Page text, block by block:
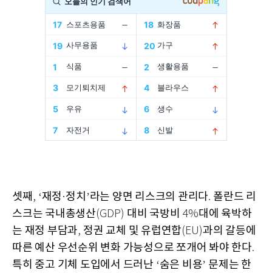
셋째 , ‘재정 ·정치 ’라는 양면 리스크의 관리다. 폴란드 리
스크는 국내총생산(GDP) 대비 국방비 4%대에 육박하
는 재정 부담과, 정권 교체 및 유럽연합(EU)과의 갈등에
따른 예산 우선순위 변화 가능성으로 쪼개어 봐야 한다.
특히 중고 기체 도입에서 드러난 ‘숨은 비용’ 문제는 한